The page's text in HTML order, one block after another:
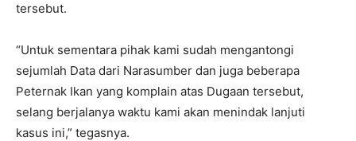
tersebut.
“Untuk sementara pihak kami sudah mengantongi
sejumlah Data dari Narasumber dan juga beberapa
Peternak Ikan yang komplain atas Dugaan tersebut,
selang berjalanya waktu kami akan menindak lanjuti
kasus ini,” tegasnya.